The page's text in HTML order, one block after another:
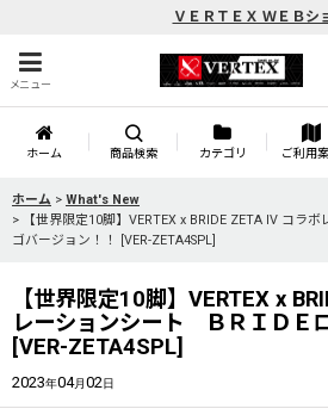
ＶＥＲＴＥＸ ＷＥＢシ
メニュー
ホーム 商品検索 カテゴリ ご利用
ホーム > What's New
>
【世界限定10脚】VERTEX x BRIDE ZETA IV コラ
ゴバージョン！！ [VER-ZETA4SPL]
【世界限定10脚】VERTEX x
レーションシート ＢＲＩＤＥ
[VER-ZETA4SPL]
2023年04月02日